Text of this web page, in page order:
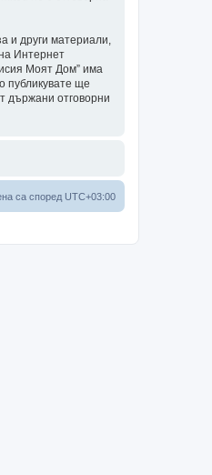
и други материали,
Интернет
Моят Дом” има
публикувате ще
държани отговорни
са според UTC+03:00